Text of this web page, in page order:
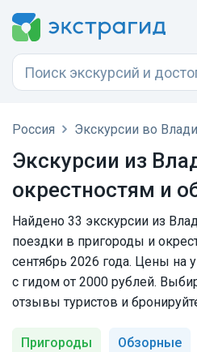
Россия Экскурсии во
Экскурсии из
окрестностям и
Найдено 33 экскурсии из
поездки в пригороды и
сентябрь 2026 года. Цены на
с гидом от 2000 рублей.
отзывы туристов и
Пригороды Обзорные